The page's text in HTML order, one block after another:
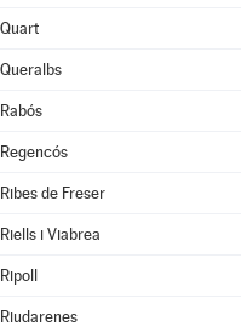
Quart
Queralbs
Rabós
Regencós
Ribes de Freser
Riells i Viabrea
Ripoll
Riudarenes